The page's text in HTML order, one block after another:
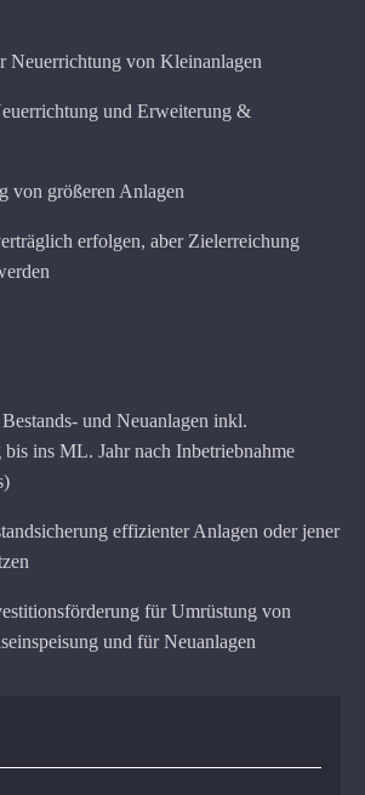
Neuerrichtung von Kleinanlagen
und Erweiterung &
von größeren Anlagen
erfolgen, aber Zielerreichung
und Neuanlagen inkl.
ins ML. Jahr nach Inbetriebnahme
effizienter Anlagen oder jener
für Umrüstung von
und für Neuanlagen